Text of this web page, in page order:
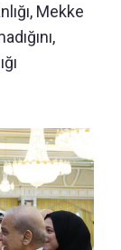
Mekke